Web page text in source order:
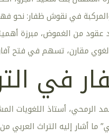
في نقوش ظفار: نحو فهم
من الغموض، مبرزة
مقارن، تسهم في فتح
في
الرمحي، أستاذ اللغويات
ما أشار إليه التراث العربي